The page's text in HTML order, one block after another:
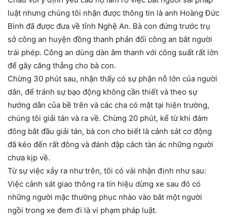
luật nhưng chúng tôi nhận được thông tin là anh Hoàng Đức
Bình đã được đưa về tỉnh Nghệ An. Bà con đứng trước trụ
sở công an huyện đồng thanh phản đối công an bắt người
trái phép. Công an dùng dàn âm thanh với công suất rất lớn
để gây căng thẳng cho bà con.
Chừng 30 phút sau, nhận thấy có sự phận nỗ lớn của người
dân, để tránh sự bạo động không cần thiết và theo sự
hướng dẫn của bề trên và các cha có mặt tại hiện trường,
chúng tôi giải tán và ra về. Chừng 20 phút, kể từ khi đám
đông bắt đầu giải tán, bà con cho biết là cảnh sát cơ động
đã kéo đến rất đông và đánh đập cách tàn ác những người
chưa kịp về.
Từ sự việc xảy ra như trên, tôi có vài nhận định như sau:
Việc cảnh sát giao thông ra tín hiệu dừng xe sau đó có
những người mặc thường phục nhào vào bắt một người
ngồi trong xe đem đi là vi phạm pháp luật.